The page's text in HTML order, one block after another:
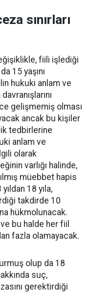
sınırları
fiili işlediği
15 yaşını
hukuki anlam ve
gelişmemiş olması
ancak bu kişiler
tedbirlerine
anlam ve
olarak
varlığı halinde,
müebbet hapis
18 yıla,
takdirde 10
hükmolunacak.
bu halde her fiil
fazla olamayacak.
olup da 18
suç,
gerektirdiği